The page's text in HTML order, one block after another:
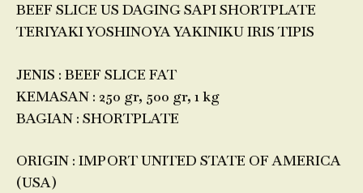
BEEF SLICE US DAGING SAPI SHORTPLATE
TERIYAKI YOSHINOYA YAKINIKU IRIS TIPIS
JENIS : BEEF SLICE FAT
KEMASAN : 250 gr, 500 gr, 1 kg
BAGIAN : SHORTPLATE
ORIGIN : IMPORT UNITED STATE OF AMERICA
(USA)